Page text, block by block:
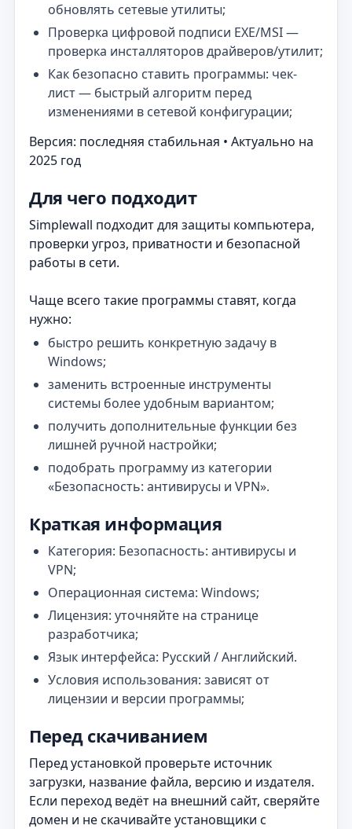
обновлять сетевые утилиты;
Проверка цифровой подписи EXE/MSI —
проверка инсталляторов драйверов/утилит;
Как безопасно ставить программы: чек-
лист — быстрый алгоритм перед
изменениями в сетевой конфигурации;
Версия: последняя стабильная • Актуально на
2025 год
Для чего подходит
Simplewall подходит для защиты компьютера,
проверки угроз, приватности и безопасной
работы в сети.
Чаще всего такие программы ставят, когда
нужно:
быстро решить конкретную задачу в
Windows;
заменить встроенные инструменты
системы более удобным вариантом;
получить дополнительные функции без
лишней ручной настройки;
подобрать программу из категории
«Безопасность: антивирусы и VPN».
Краткая информация
Категория: Безопасность: антивирусы и
VPN;
Операционная система: Windows;
Лицензия: уточняйте на странице
разработчика;
Язык интерфейса: Русский / Английский.
Условия использования: зависят от
лицензии и версии программы;
Перед скачиванием
Перед установкой проверьте источник
загрузки, название файла, версию и издателя.
Если переход ведёт на внешний сайт, сверяйте
домен и не скачивайте установщики с